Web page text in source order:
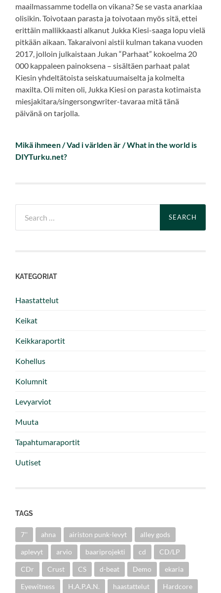
maailmassamme todella on vikana? Se se vasta anarkiaa
olisikin. Toivotaan parasta ja toivotaan myös sitä, ettei
erittäin mallikkaasti alkanut Jukka Kiesi-saaga lopu vielä
pitkään aikaan. Takaraivoni aistii kulman takana vuoden
2017, jolloin julkaistaan Jukan “Parhaat” kokoelma 20
000 kappaleen painoksena – sisältäen parhaat palat
Kiesin yhdeltätoista seiskatuumaiselta ja kolmelta
maxilta. Oli miten oli, Jukka Kiesi on parasta kotimaista
miesjakitara/singersongwriter-tavaraa mitä tänä
päivänä on tarjolla.
Mikä ihmeen / Vad i världen är / What in the world is
DIYTurku.net?
for:
KATEGORIAT
Haastattelut
Keikat
Keikkaraportit
Kohellus
Kolumnit
Levyarviot
Muuta
Tapahtumaraportit
Uutiset
TAGS
7'' ahna airiston punk-levyt alley gods
aplevyt arvio baariprojekti cd CD/LP
CDr Crust CS d-beat Demo ekaria
Eyewitness H.A.P.A.N. haastattelut Hardcore